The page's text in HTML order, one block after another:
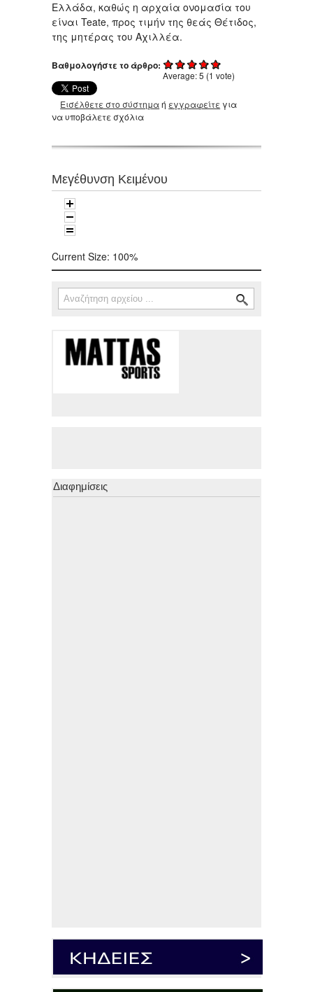
Ελλάδα, καθώς η αρχαία ονομασία του
είναι Teate, προς τιμήν της θεάς Θέτιδος,
της μητέρας του Αχιλλέα.
Βαθμολογήστε το άρθρο:
Average:5 (1 vote)
Εισέλθετε στο σύστημαή εγγραφείτε για
να υποβάλετε σχόλια
Μεγέθυνση Κειμένου
Current Size: 100%
Φόρμα αναζήτησης
Αναζήτηση
Διαφημίσεις